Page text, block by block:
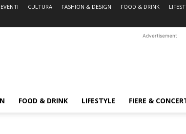
EVENTI CULTURA FASHION & DESIGN FOOD & DRINK
Advertisement
FOOD & DRINK LIFESTYLE FIERE &